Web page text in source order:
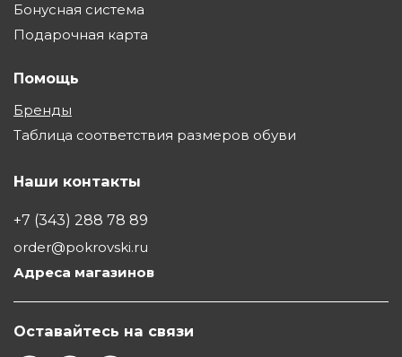
Бонусная система
Подарочная карта
Помощь
Бренды
Таблица соответствия размеров обуви
Наши контакты
+7 (343) 288 78 89
order@pokrovski.ru
Адреса магазинов
Оставайтесь на связи